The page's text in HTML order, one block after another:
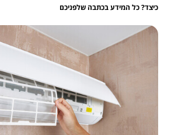
כיצד? כל המידע בכתבה שלפניכם